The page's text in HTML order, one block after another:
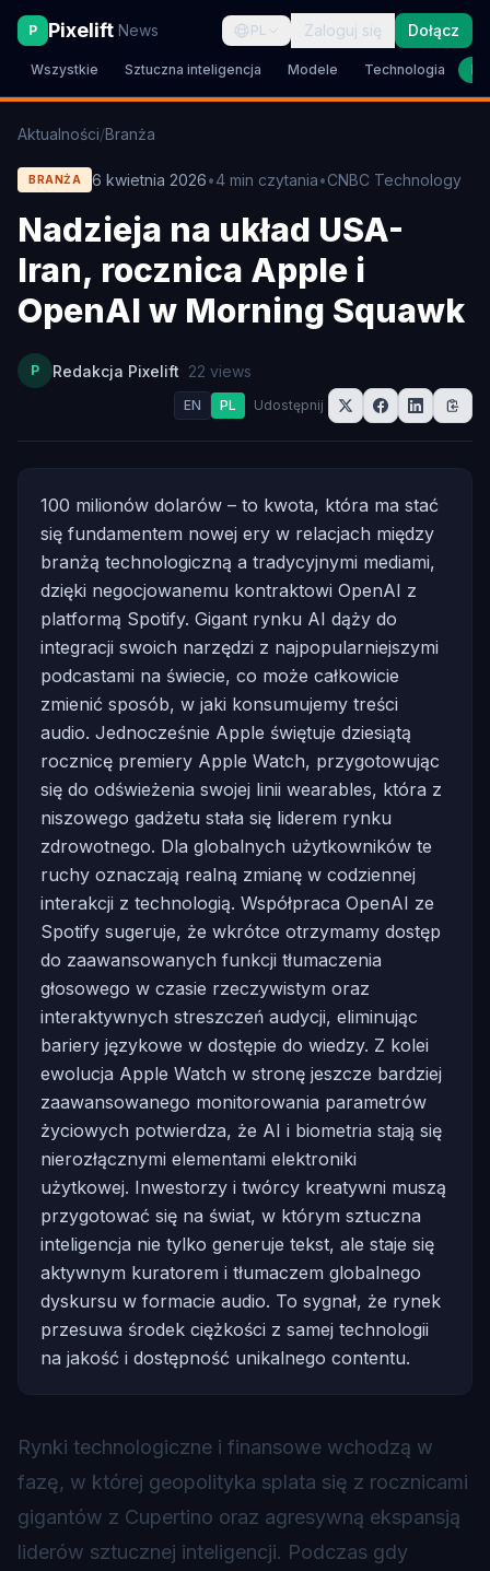
P Pixelift News PL Zaloguj się Dołącz
Wszystkie Sztuczna inteligencja Modele Technologia
Aktualności/Branża
BRANŻA 6 kwietnia 2026•4 min czytania•CNBC Technology
Nadzieja na układ USA-
Iran, rocznica Apple i
OpenAI w Morning Squawk
P Redakcja Pixelift 22 views
EN PL Udostępnij
100 milionów dolarów – to kwota, która ma stać
się fundamentem nowej ery w relacjach między
branżą technologiczną a tradycyjnymi mediami,
dzięki negocjowanemu kontraktowi OpenAI z
platformą Spotify. Gigant rynku AI dąży do
integracji swoich narzędzi z najpopularniejszymi
podcastami na świecie, co może całkowicie
zmienić sposób, w jaki konsumujemy treści
audio. Jednocześnie Apple świętuje dziesiątą
rocznicę premiery Apple Watch, przygotowując
się do odświeżenia swojej linii wearables, która z
niszowego gadżetu stała się liderem rynku
zdrowotnego. Dla globalnych użytkowników te
ruchy oznaczają realną zmianę w codziennej
interakcji z technologią. Współpraca OpenAI ze
Spotify sugeruje, że wkrótce otrzymamy dostęp
do zaawansowanych funkcji tłumaczenia
głosowego w czasie rzeczywistym oraz
interaktywnych streszczeń audycji, eliminując
bariery językowe w dostępie do wiedzy. Z kolei
ewolucja Apple Watch w stronę jeszcze bardziej
zaawansowanego monitorowania parametrów
życiowych potwierdza, że AI i biometria stają się
nierozłącznymi elementami elektroniki
użytkowej. Inwestorzy i twórcy kreatywni muszą
przygotować się na świat, w którym sztuczna
inteligencja nie tylko generuje tekst, ale staje się
aktywnym kuratorem i tłumaczem globalnego
dyskursu w formacie audio. To sygnał, że rynek
przesuwa środek ciężkości z samej technologii
na jakość i dostępność unikalnego contentu.
Rynki technologiczne i finansowe wchodzą w
fazę, w której geopolityka splata się z rocznicami
gigantów z Cupertino oraz agresywną ekspansją
liderów sztucznej inteligencji. Podczas gdy